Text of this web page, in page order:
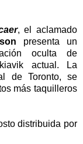
, el aclamado
presenta un
oculta de
actual. La
de Toronto, se
más taquilleros
distribuida por